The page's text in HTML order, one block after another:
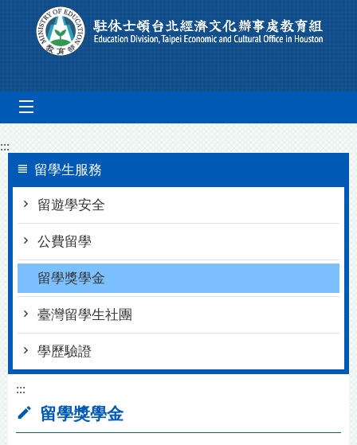
Go To Content
:::
留學生服務
留遊學安全
公費留學
留學獎學金
臺灣留學生社團
學歷驗證
:::
留學獎學金